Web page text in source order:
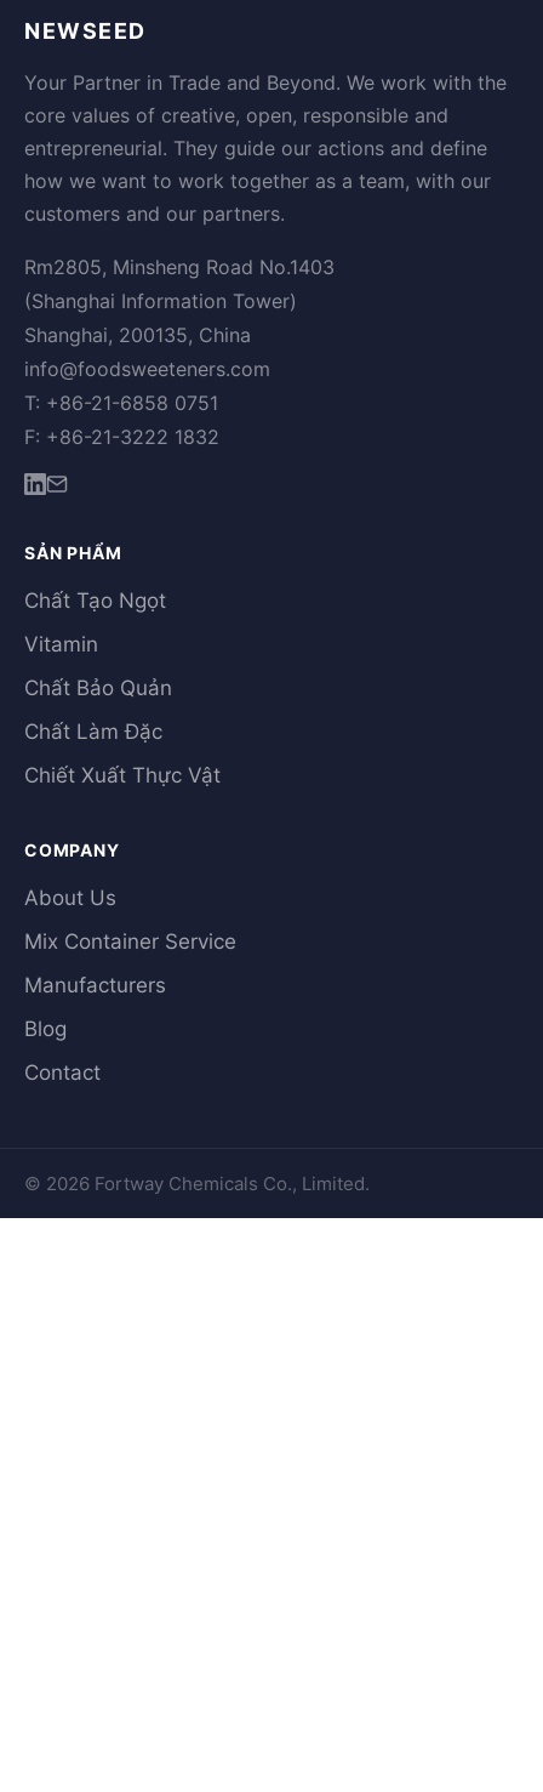
NEWSEED
Your Partner in Trade and Beyond. We work with the
core values of creative, open, responsible and
entrepreneurial. They guide our actions and define
how we want to work together as a team, with our
customers and our partners.
Rm2805, Minsheng Road No.1403
(Shanghai Information Tower)
Shanghai, 200135, China
info@foodsweeteners.com
T: +86-21-6858 0751
F: +86-21-3222 1832
SẢN PHẨM
Chất Tạo Ngọt
Vitamin
Chất Bảo Quản
Chất Làm Đặc
Chiết Xuất Thực Vật
COMPANY
About Us
Mix Container Service
Manufacturers
Blog
Contact
© 2026 Fortway Chemicals Co., Limited.